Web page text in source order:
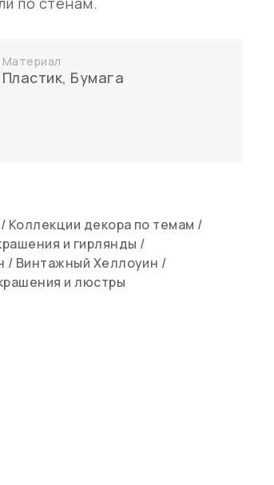
Материал
Пластик, Бумага
/ Коллекции декора по темам /
и гирлянды /
/ Винтажный Хеллоуин /
и люстры